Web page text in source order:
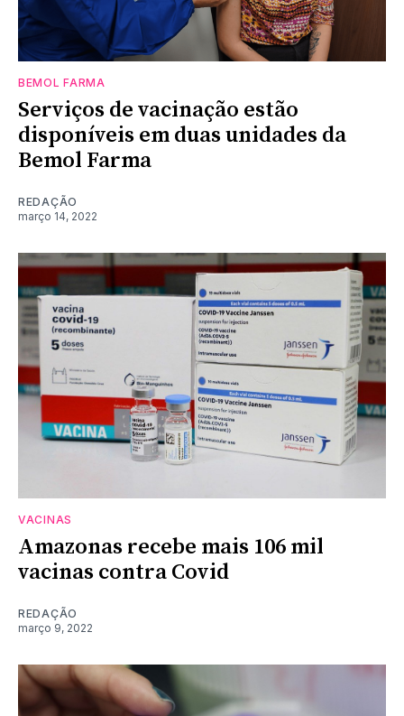
BEMOL FARMA
Serviços de vacinação estão
disponíveis em duas unidades da
Bemol Farma
REDAÇÃO
março 14, 2022
VACINAS
Amazonas recebe mais 106 mil
vacinas contra Covid
REDAÇÃO
março 9, 2022